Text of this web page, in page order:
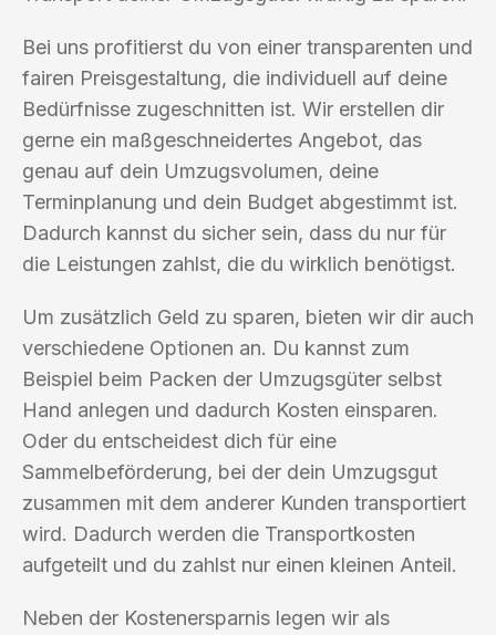
Bei uns profitierst du von einer transparenten und
fairen Preisgestaltung, die individuell auf deine
Bedürfnisse zugeschnitten ist. Wir erstellen dir
gerne ein maßgeschneidertes Angebot, das
genau auf dein Umzugsvolumen, deine
Terminplanung und dein Budget abgestimmt ist.
Dadurch kannst du sicher sein, dass du nur für
die Leistungen zahlst, die du wirklich benötigst.
Um zusätzlich Geld zu sparen, bieten wir dir auch
verschiedene Optionen an. Du kannst zum
Beispiel beim Packen der Umzugsgüter selbst
Hand anlegen und dadurch Kosten einsparen.
Oder du entscheidest dich für eine
Sammelbeförderung, bei der dein Umzugsgut
zusammen mit dem anderer Kunden transportiert
wird. Dadurch werden die Transportkosten
aufgeteilt und du zahlst nur einen kleinen Anteil.
Neben der Kostenersparnis legen wir als